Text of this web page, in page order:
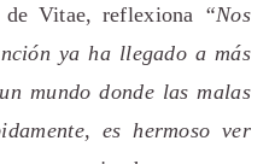
de Vitae, reflexiona
“Nos
ya ha llegado a más
mundo donde las malas
es hermoso ver